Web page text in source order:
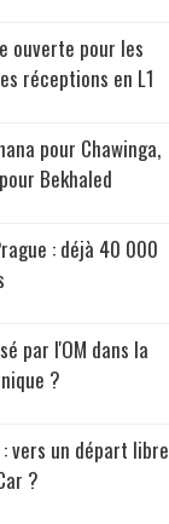
ouverte pour les
réceptions en L1
pour Chawinga,
Bekhaled
: déjà 40 000
par l'OM dans la
?
vers un départ libre
?